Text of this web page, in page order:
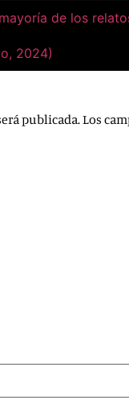
de los
2024)
publicada.Los